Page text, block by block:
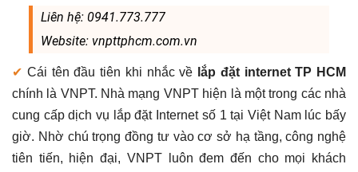
Hồ
Chí
Minh
Liên hệ: 0941.773.777
Website: vnpttphcm.com.vn
✔ Cái tên đầu tiên khi nhắc về lắp đặt internet TP HCM
chính là VNPT. Nhà mạng VNPT hiện là một trong các nhà
cung cấp dịch vụ lắp đặt Internet số 1 tại Việt Nam lúc bấy
giờ. Nhờ chú trọng đồng tư vào cơ sở hạ tầng, công nghệ
tiên tiến, hiện đại, VNPT luôn đem đến cho mọi khách